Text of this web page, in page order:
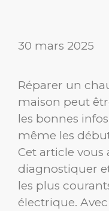
30 mars 2025
Réparer un
maison peut
les bonnes
même les
Cet article vous
diagnostiquer
les plus
électrique.